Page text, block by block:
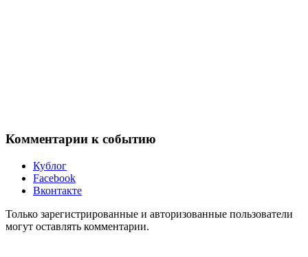
Комментарии к событию
Кублог
Facebook
Вконтакте
Только зарегистрированные и авторизованные пользователи
могут оставлять комментарии.